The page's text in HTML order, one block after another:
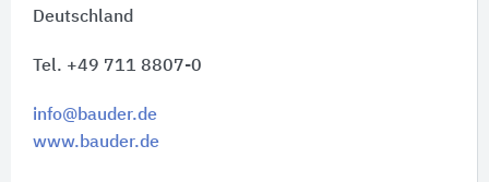
Deutschland
Tel. +49 711 8807-0
info@bauder.de
www.bauder.de